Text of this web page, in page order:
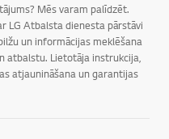
Mēs varam palīdzēt.
LG Atbalsta dienesta pārstāvi
un informācijas meklēšana
atbalstu. Lietotāja instrukcija,
atjaunināšana un garantijas